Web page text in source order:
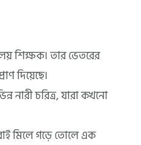
শিক্ষক। তার ভেতরের
দিয়েছে।
নারী চরিত্র, যারা কখনো
মিলে গড়ে তোলে এক